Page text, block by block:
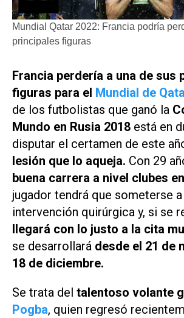
Mundial Qatar 2022: Francia podría
principales figuras
Francia perdería a una de sus
figuras para el Mundial de
de los futbolistas que ganó la
Mundo en Rusia 2018 está en
disputar el certamen de este
lesión que lo aqueja. Con 29
buena carrera a nivel clubes
jugador tendrá que someterse a
intervención quirúrgica y, si se
llegará con lo justo a la cita
se desarrollará desde el 21 de
18 de diciembre.
Se trata del talentoso volante
Pogba, quien regresó